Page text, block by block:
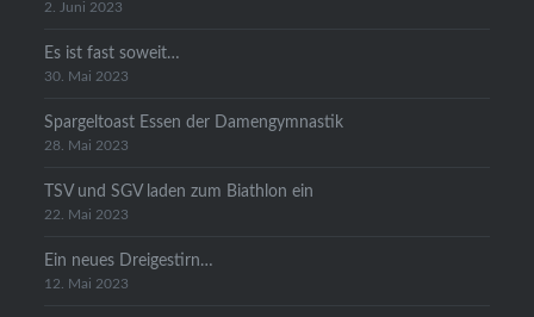
2. Juni 2023
Es ist fast soweit…
30. Mai 2023
Spargeltoast Essen der Damengymnastik
28. Mai 2023
TSV und SGV laden zum Biathlon ein
22. Mai 2023
Ein neues Dreigestirn…
12. Mai 2023